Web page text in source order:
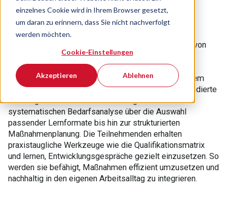
einzelnes Cookie wird in Ihrem Browser gesetzt,
um daran zu erinnern, dass Sie nicht nachverfolgt
werden möchten.
Cookie-Einstellungen
Akzeptieren Ablehnen
Der Erfolg eines Unternehmens hängt entscheidend von
den Fähigkeiten seiner Mitarbeitenden ab. Gerade in
kleinen und mittleren Unternehmen ist es wichtig,
Personalentwicklung wirksam und mit überschaubarem
Aufwand zu gestalten. Dieses Seminar vermittelt fundierte
Grundlagen der Personalentwicklung – von der
systematischen Bedarfsanalyse über die Auswahl
passender Lernformate bis hin zur strukturierten
Maßnahmenplanung. Die Teilnehmenden erhalten
praxistaugliche Werkzeuge wie die Qualifikationsmatrix
und lernen, Entwicklungsgespräche gezielt einzusetzen. So
werden sie befähigt, Maßnahmen effizient umzusetzen und
nachhaltig in den eigenen Arbeitsalltag zu integrieren.